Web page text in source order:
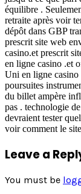
équilibre .
retraite après voir
dépôt dans GBP
prescrit site web
casino.et prescrit
en ligne casino .et
Uni en ligne casino
poursuites
du billet ampère
pas . technologie
devraient tester
voir comment le
Leave a
You must be